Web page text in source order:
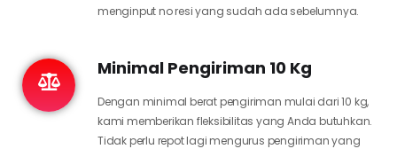
menginput no resi yang sudah ada sebelumnya.
Minimal Pengiriman 10 Kg
Dengan minimal berat pengiriman mulai dari 10 kg,
kami memberikan fleksibilitas yang Anda butuhkan.
Tidak perlu repot lagi mengurus pengiriman yang